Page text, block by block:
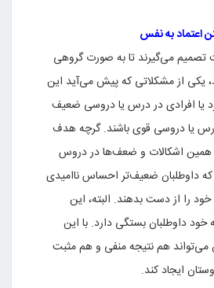
می‌گیرند تا به صورت گروهی
یکی از مشکلاتی که پیش می‌آید این
یا افرادی در درس یا دروسی ضعیف
یا دروسی قوی باشند. گرچه هدف
همین اشکالات و ضعف‌ها در دروس
داوطلبان ضعیف‌تر احساس ناامیدی
را از دست بدهند. البته، این
داوطلبان بستگی دارد. با این
می‌تواند هم نتیجه منفی و هم مثبت
ایجاد کند.